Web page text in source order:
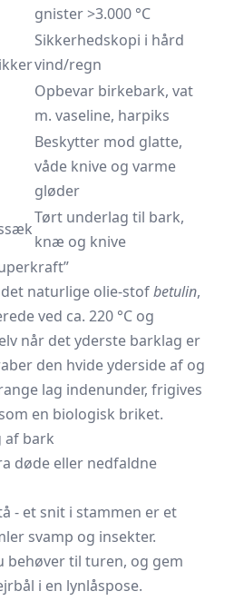
gnister >3.000 °C
Sikkerhedskopi i hård
vind/regn
Opbevar birkebark, vat
m. vaseline, harpiks
Beskytter mod glatte,
våde knive og varme
gløder
Tørt underlag til bark,
knæ og knive
naturlige olie-stofbetulin,
ved ca. 220 °C og
når det yderste barklag er
den hvide yderside af og
lag indenunder, frigives
en biologisk briket.
af bark
døde eller nedfaldne
- et snit i stammen er et
svamp og insekter.
behøver til turen, og gem
i en lynlåspose.